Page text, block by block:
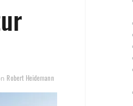
Robert Heidemann